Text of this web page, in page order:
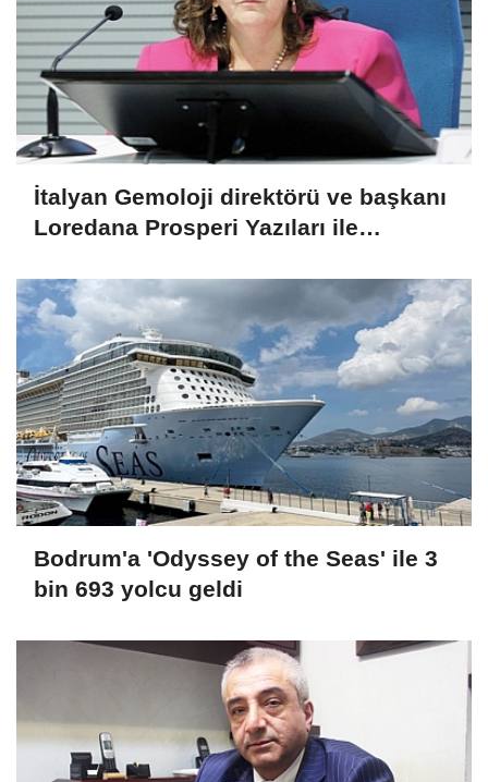
İtalyan Gemoloji direktörü ve başkanı
Loredana Prosperi Yazıları ile
Bodrum'a 'Odyssey of the Seas' ile 3
bin 693 yolcu geldi